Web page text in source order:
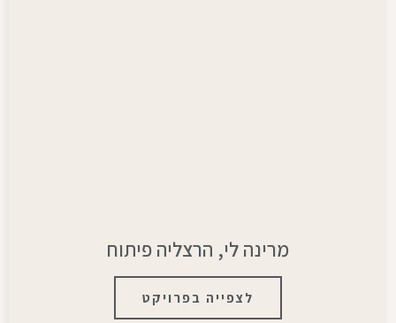
מרינה לי, הרצליה פיתוח
לצפייה בפרויקט